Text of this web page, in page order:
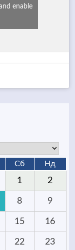
enable
Сб Нд
1 2
8 9
15 16
22 23